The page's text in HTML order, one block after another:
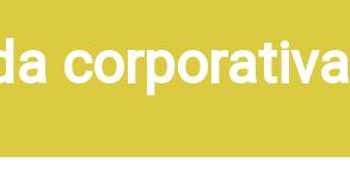
corporativa